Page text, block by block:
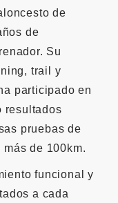
de
de
Su
trail y
participado en
resultados
pruebas de
de 100km.
funcional y
a cada